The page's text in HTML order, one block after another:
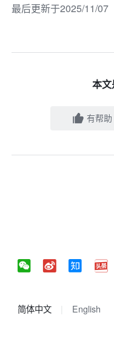
最后更新于2025/11/07
本
有帮助
简体中文 English